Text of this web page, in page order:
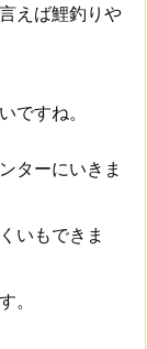
えば鯉釣りや
ですね。
ターにいきま
いもできま
。